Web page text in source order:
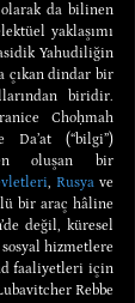
olarak da bilinen
yaklaşımı
Yahudiliğin
çıkan dindar bir
biridir.
Choḥmah
Da’at (“bilgi”)
oluşan bir
, Rusya ve
bir araç hâline
değil, küresel
hizmetlere
Rebbe